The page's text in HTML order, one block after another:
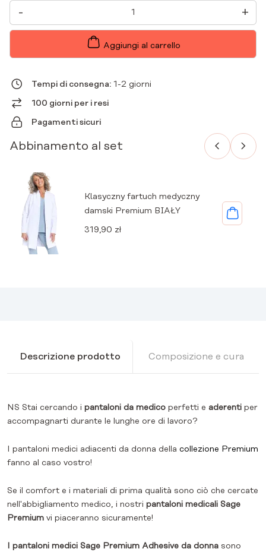
-
PANTALONI
MEDICI
DA
DONNA
+
Aggiungi al carrello
Tempi di consegna: 1-2 giorni
100 giorni per i resi
Pagamenti sicuri
Abbinamento al set
Klasyczny fartuch medyczny
damski Premium BIAŁY
319,90 zł
Descrizione prodotto Composizione e cura
NS Stai cercando i pantaloni da medico perfetti e aderenti per
accompagnarti durante le lunghe ore di lavoro?
I pantaloni medici adiacenti da donna della collezione Premium
fanno al caso vostro!
Se il comfort e i materiali di prima qualità sono ciò che cercate
nell'abbigliamento medico, i nostri pantaloni medicali Sage
Premium vi piaceranno sicuramente!
I pantaloni medici Sage Premium Adhesive da donna sono